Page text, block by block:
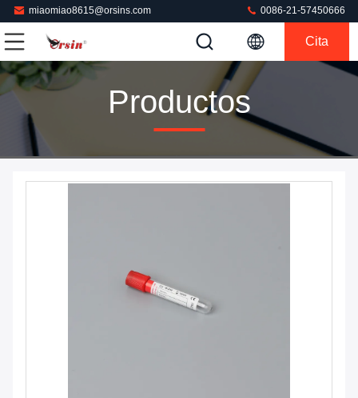
miaomiao8615@orsins.com 0086-21-57450666
Cita
Productos